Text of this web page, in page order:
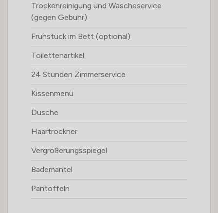
Trockenreinigung und Wäscheservice
(gegen Gebühr)
Frühstück im Bett (optional)
Toilettenartikel
24 Stunden Zimmerservice
Kissenmenü
Dusche
Haartrockner
Vergrößerungsspiegel
Bademantel
Pantoffeln